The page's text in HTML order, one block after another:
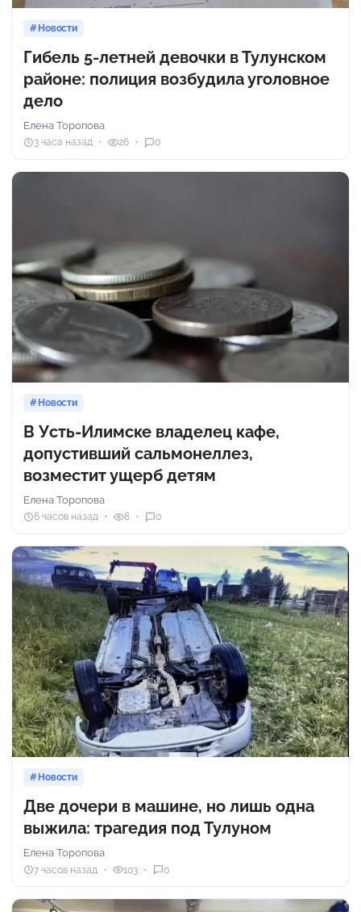
Новости
Гибель 5-летней девочки в Тулунском
районе: полиция возбудила уголовное
дело
Елена Торопова
3 часа назад 26 0
Новости
В Усть-Илимске владелец кафе,
допустивший сальмонеллез,
возместит ущерб детям
Елена Торопова
6 часов назад 8 0
Новости
Две дочери в машине, но лишь одна
выжила: трагедия под Тулуном
Елена Торопова
7 часов назад 103 0